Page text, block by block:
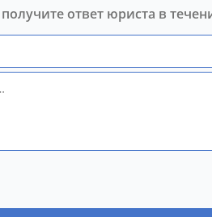
ответ юриста в